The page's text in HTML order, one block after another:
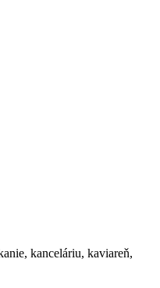
kanceláriu, kaviareň,